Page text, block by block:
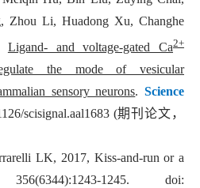
Zhou Li, Huadong Xu, Changhe
Ligand- and voltage-gated Ca2+
the mode of vesicular
sensory neurons.Science
scisignal.aal1683 (期刊论文，
LK, 2017, Kiss-and-run or a
1245. doi: